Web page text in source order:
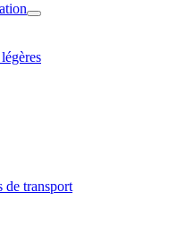
de transport